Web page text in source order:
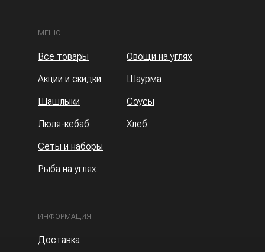
МЕНЮ
Рыба на углях
Люля-кебаб
Акции и скидки
Шашлыки
Сеты и наборы
Соусы
Шаурма
Овощи на углях
Хлеб
ИНФОРМАЦИЯ
Доставка
Все товары